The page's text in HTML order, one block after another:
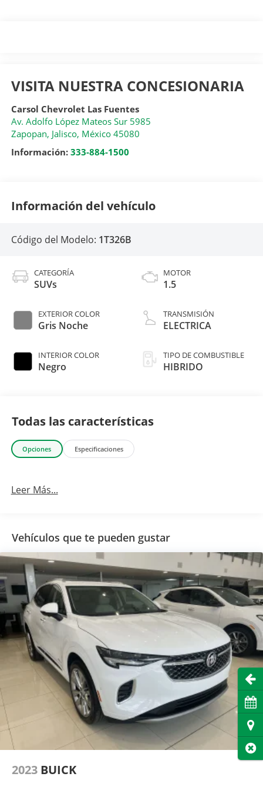
VISITA NUESTRA CONCESIONARIA
Carsol Chevrolet Las Fuentes
Av. Adolfo López Mateos Sur 5985
Zapopan, Jalisco, México 45080
Información: 333-884-1500
Información del vehículo
Código del Modelo: 1T326B
CATEGORÍA
SUVs
EXTERIOR COLOR
Gris Noche
INTERIOR COLOR
Negro
MOTOR
1.5
TRANSMISIÓN
ELECTRICA
TIPO DE COMBUSTIBLE
HIBRIDO
Todas las características
Opciones Especificaciones
Leer Más...
Vehículos que te pueden gustar
2023 BUICK